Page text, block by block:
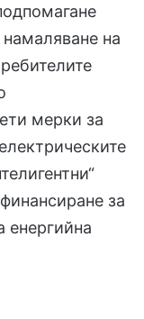
на
мерки за
за
енергийна